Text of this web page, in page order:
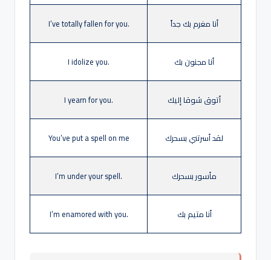
أنا مغرم بك جداً I’ve totally fallen for you.
أنا مجنون بك I idolize you.
أتوق شوقا إليك I yearn for you.
لقد أسرتني بسحرك You’ve put a spell on me
مأسور بسحرك I’m under your spell.
أنا متيم بك I’m enamored with you.